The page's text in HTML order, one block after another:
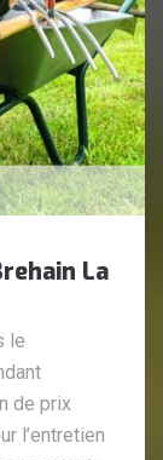
La
le
de prix
l’entretien